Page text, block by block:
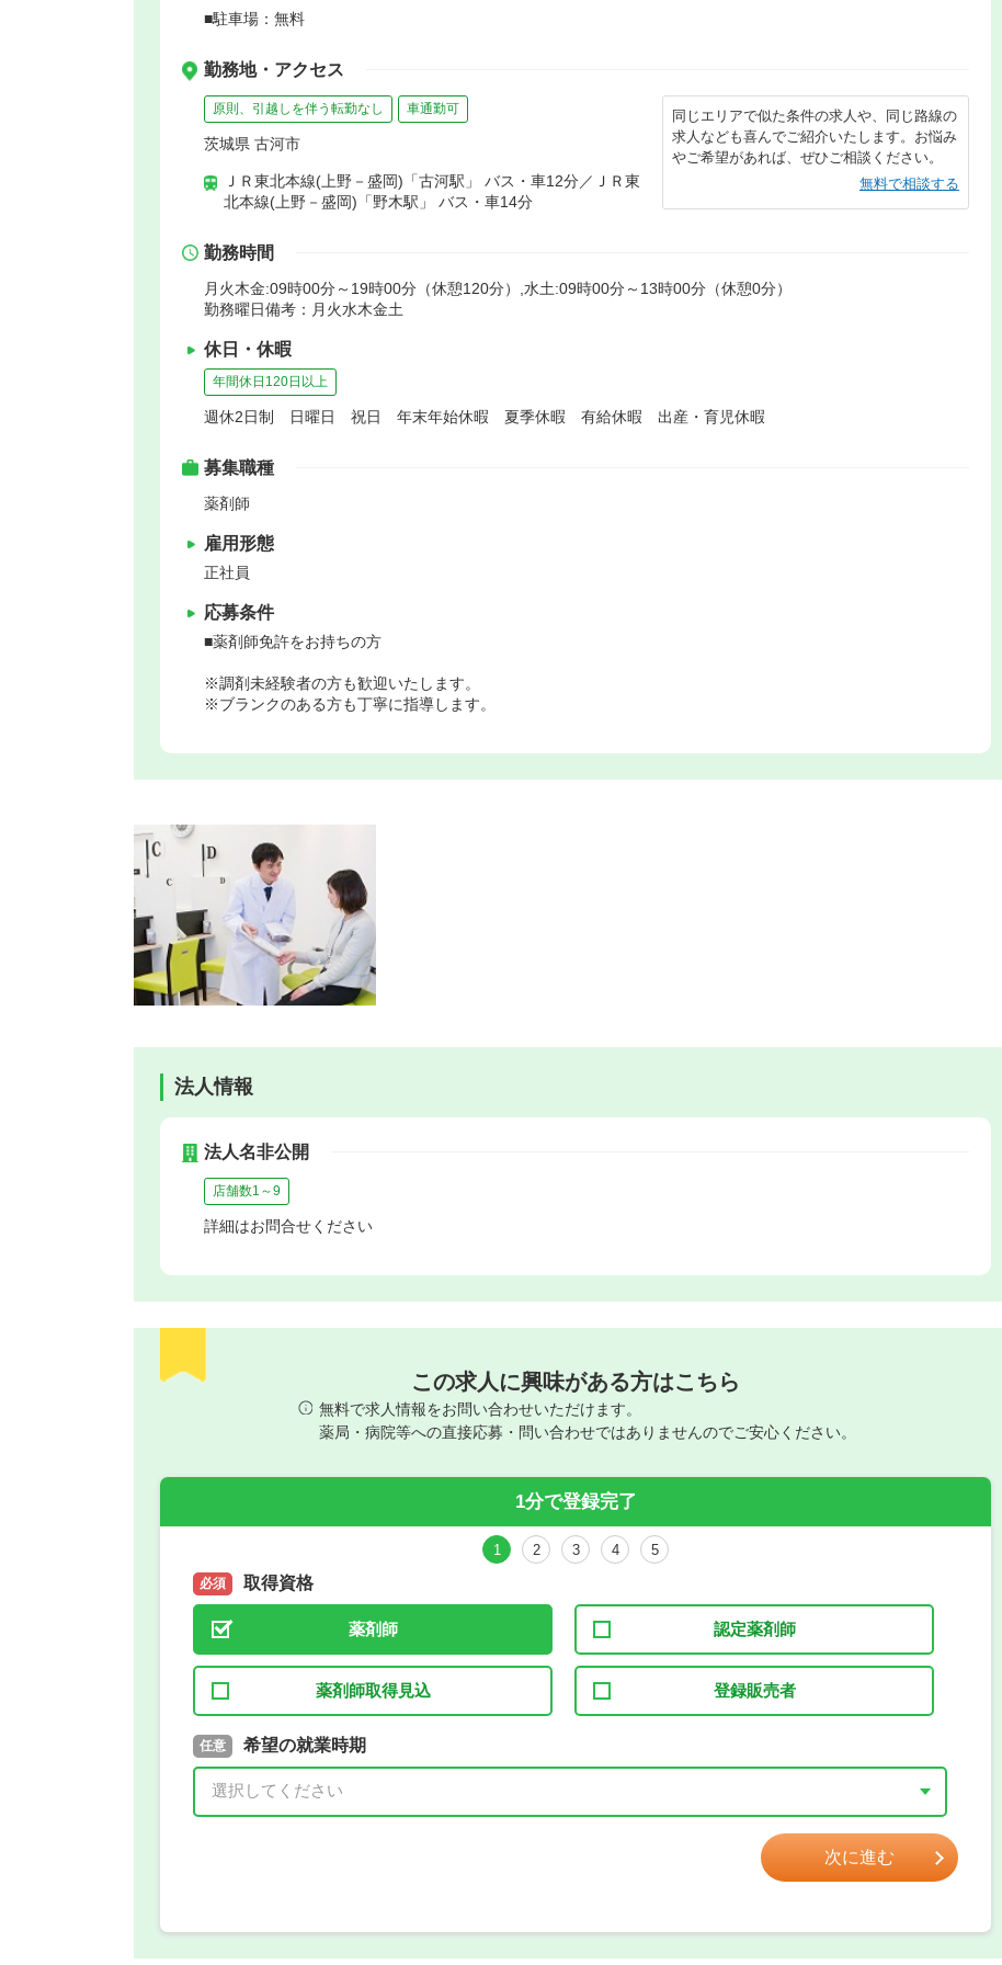
■駐車場：無料
勤務地・アクセス
原則、引越しを伴う転勤なし 車通勤可
茨城県 古河市
ＪＲ東北本線(上野－盛岡)「古河駅」 バス・車12分／ＪＲ東
北本線(上野－盛岡)「野木駅」 バス・車14分
同じエリアで似た条件の求人や、同じ路線の
求人なども喜んでご紹介いたします。お悩み
やご希望があれば、ぜひご相談ください。
無料で相談する
勤務時間
月火木金:09時00分～19時00分（休憩120分）,水土:09時00分～13時00分（休憩0分）
勤務曜日備考：月火水木金土
休日・休暇
年間休日120日以上
週休2日制 日曜日 祝日 年末年始休暇 夏季休暇 有給休暇 出産・育児休暇
募集職種
薬剤師
雇用形態
正社員
応募条件
■薬剤師免許をお持ちの方
※調剤未経験者の方も歓迎いたします。
※ブランクのある方も丁寧に指導します。
法人情報
法人名非公開
店舗数1～9
詳細はお問合せください
この求人に興味がある方はこちら
無料で求人情報をお問い合わせいただけます。
薬局・病院等への直接応募・問い合わせではありませんのでご安心ください。
1分で登録完了
1 2 3 4 5
必須 取得資格
薬剤師 認定薬剤師
薬剤師取得見込 登録販売者
必須 取得予定年
年 3月
任意 希望の就業時期
次に進む